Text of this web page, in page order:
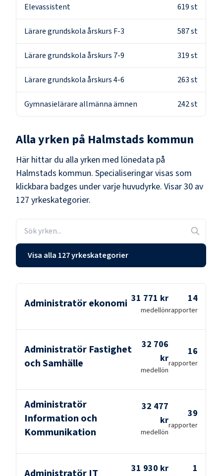
Elevassistent 619st
Lärare grundskola årskurs F-3 587st
Lärare grundskola årskurs 7-9 319st
Lärare grundskola årskurs 4-6 263st
Gymnasielärare allmänna ämnen 242st
Alla yrken på Halmstads kommun
Här hittar du alla yrken med lönedata på
Halmstads kommun. Specialiseringar visas som
klickbara badges under varje huvudyrke. Visar 30 av
127 yrkeskategorier.
Visa alla 127 yrkeskategorier
Administratör ekonomi 31 771 kr
medellön
14
rapporter
Administratör Fastighet
och Samhälle
32 706
kr
medellön
16
rapporter
Administratör
Information och
Kommunikation
32 477
kr
medellön
39
rapporter
31 930 kr 1